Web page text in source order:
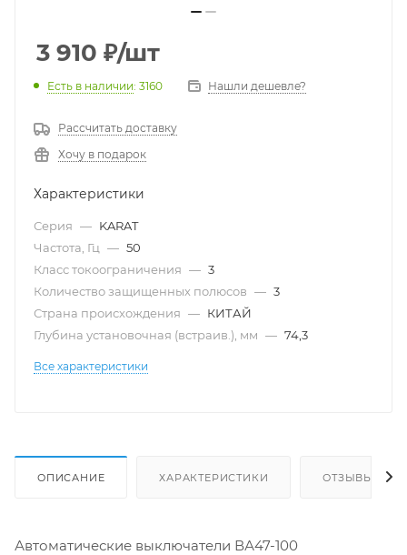
3 910 ₽/шт
Есть в наличии: 3160 Нашли дешевле?
Рассчитать доставку
Хочу в подарок
Характеристики
Серия — KARAT
Частота, Гц — 50
Класс токоограничения — 3
Количество защищенных полюсов — 3
Страна происхождения — КИТАЙ
Глубина установочная (встраив.), мм — 74,3
Все характеристики
ОПИСАНИЕ ХАРАКТЕРИСТИКИ ОТЗЫВЫ
Автоматические выключатели ВА47-100